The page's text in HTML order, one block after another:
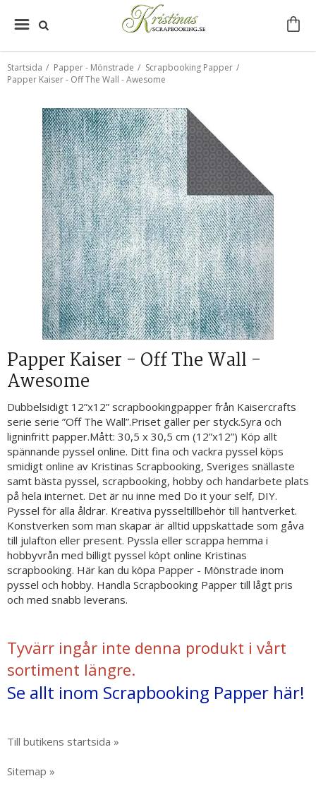
Startsida / Papper - Mönstrade / Scrapbooking Papper /
Papper Kaiser - Off The Wall - Awesome
Papper Kaiser - Off The Wall -
Awesome
Dubbelsidigt 12”x12” scrapbookingpapper från Kaisercrafts
serie serie ”Off The Wall”.Priset gäller per styck.Syra och
ligninfritt papper.Mått: 30,5 x 30,5 cm (12”x12”) Köp allt
spännande pyssel online. Ditt fina och vackra pyssel köps
smidigt online av Kristinas Scrapbooking, Sveriges snällaste
samt bästa pyssel, scrapbooking, hobby och handarbete plats
på hela internet. Det är nu inne med Do it your self, DIY.
Pyssel för alla åldrar. Kreativa pysseltillbehör till hantverket.
Konstverken som man skapar är alltid uppskattade som gåva
till julafton eller present. Pyssla eller scrappa hemma i
hobbyvrån med billigt pyssel köpt online Kristinas
scrapbooking. Här kan du köpa Papper - Mönstrade inom
pyssel och hobby. Handla Scrapbooking Papper till lågt pris
och med snabb leverans.
Tyvärr ingår inte denna produkt i vårt
sortiment längre.
Se allt inom Scrapbooking Papper här!
Till butikens startsida »
Sitemap »